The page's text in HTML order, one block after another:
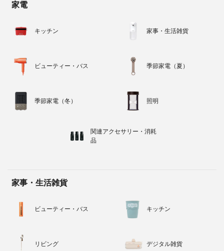
家電
キッチン 家事・生活雑貨
ビューティー・バス 季節家電（夏）
季節家電（冬） 照明
関連アクセサリー・消耗
品
家事・生活雑貨
ビューティー・バス キッチン
リビング デジタル雑貨